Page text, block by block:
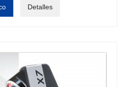
Detalles